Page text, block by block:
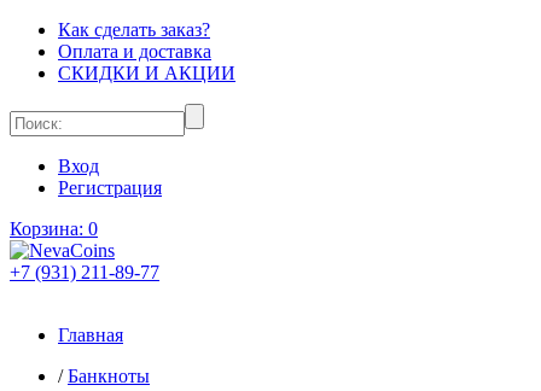
Как сделать заказ?
Оплата и доставка
СКИДКИ И АКЦИИ
Вход
Регистрация
Корзина: 0
+7 (931) 211-89-77
Главная
/Банкноты